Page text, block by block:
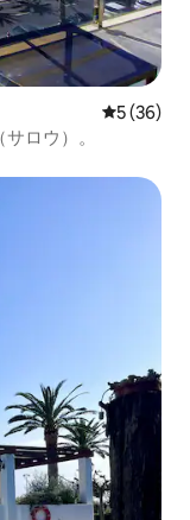
レビュー
5 (36)
ロウ）。